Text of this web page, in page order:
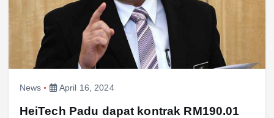
News April 16, 2024
HeiTech Padu dapat kontrak RM190.01